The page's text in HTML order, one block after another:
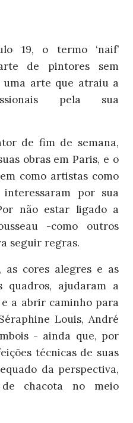
19, o termo ‘naif’
de pintores sem
uma arte que atraiu a
pela sua
de fim de semana,
obras em Paris, e o
como artistas como
por sua
não estar ligado a
-como outros
seguir regras.
as cores alegres e as
quadros, ajudaram a
a abrir caminho para
Louis, André
- ainda que, por
técnicas de suas
da perspectiva,
chacota no meio